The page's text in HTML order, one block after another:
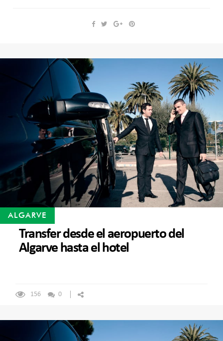
ALGARVE
Transfer desde el aeropuerto del
Algarve hasta el hotel
156 0